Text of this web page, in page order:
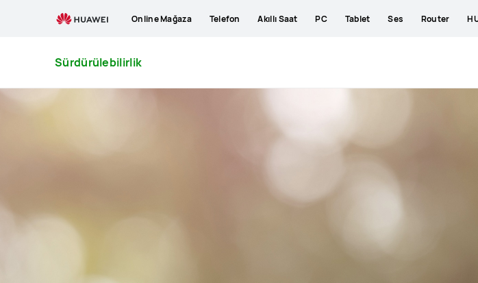
Online Mağaza Telefon Akıllı Saat PC Tablet Ses Router
Sürdürülebilirlik